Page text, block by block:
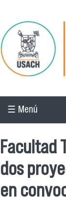
Pasar al
☰ Menú
Facultad
dos
en